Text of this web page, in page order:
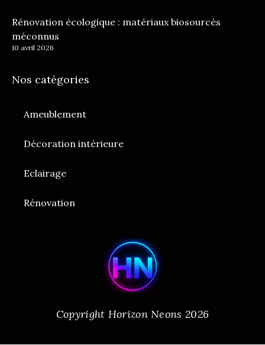
Rénovation écologique : matériaux biosourcés
méconnus
10 avril 2026
Copyright Horizon Neons 2026
Nos catégories
Ameublement
Décoration intérieure
Eclairage
Rénovation